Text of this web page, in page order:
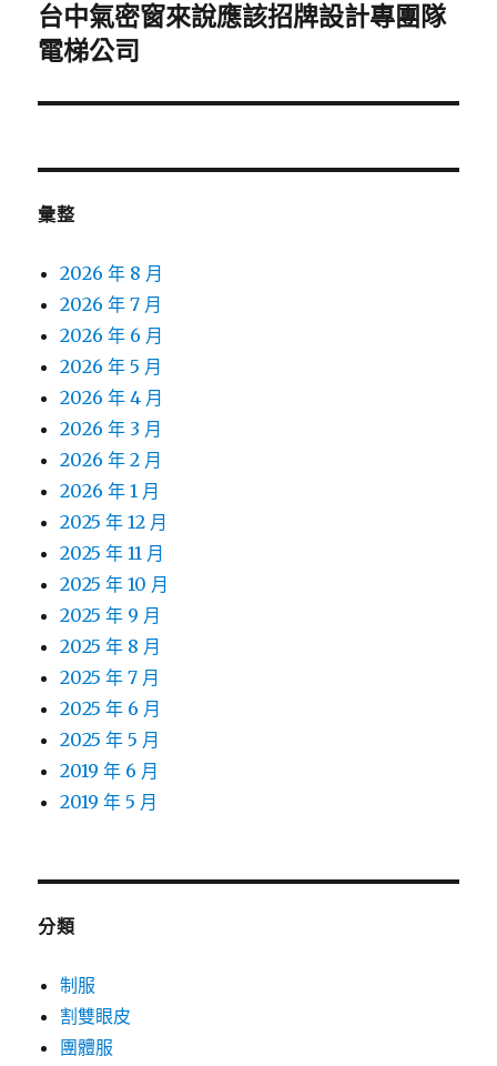
下
一
文
台中氣密窗來說應該招牌設計專團隊
電梯公司
彙整
2026 年 8 月
2026 年 7 月
2026 年 6 月
2026 年 5 月
2026 年 4 月
2026 年 3 月
2026 年 2 月
2026 年 1 月
2025 年 12 月
2025 年 11 月
2025 年 10 月
2025 年 9 月
2025 年 8 月
2025 年 7 月
2025 年 6 月
2025 年 5 月
2019 年 6 月
2019 年 5 月
分類
制服
割雙眼皮
團體服